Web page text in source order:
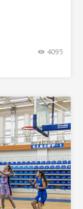
4095